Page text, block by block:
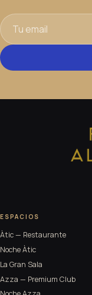
ESPACIOS
Àtic — Restaurante
Noche Àtic
La Gran Sala
Azza — Premium Club